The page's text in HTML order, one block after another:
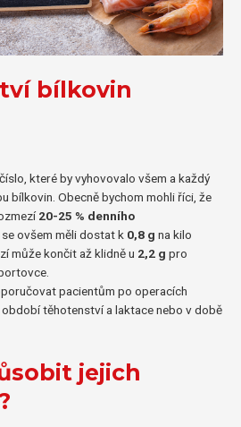
bílkovin
které by vyhovovalo všem a každý
bílkovin. Obecně bychom mohli říci, že
20-25 % denního
ovšem měli dostat k 0,8 g na kilo
může končit až klidně u 2,2 g pro
pacientům po operacích
těhotenství a laktace nebo v době
jejich